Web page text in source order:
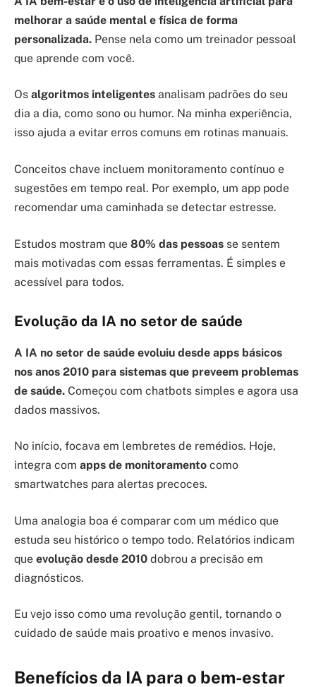
melhorar a saúde mental e física de forma
personalizada. Pense nela como um treinador pessoal
que aprende com você.
Os algoritmos inteligentes analisam padrões do seu
dia a dia, como sono ou humor. Na minha experiência,
isso ajuda a evitar erros comuns em rotinas manuais.
Conceitos chave incluem monitoramento contínuo e
sugestões em tempo real. Por exemplo, um app pode
recomendar uma caminhada se detectar estresse.
Estudos mostram que 80% das pessoas se sentem
mais motivadas com essas ferramentas. É simples e
acessível para todos.
Evolução da IA no setor de saúde
A IA no setor de saúde evoluiu desde apps básicos
nos anos 2010 para sistemas que preveem problemas
de saúde. Começou com chatbots simples e agora usa
dados massivos.
No início, focava em lembretes de remédios. Hoje,
integra com apps de monitoramento como
smartwatches para alertas precoces.
Uma analogia boa é comparar com um médico que
estuda seu histórico o tempo todo. Relatórios indicam
que evolução desde 2010 dobrou a precisão em
diagnósticos.
Eu vejo isso como uma revolução gentil, tornando o
cuidado de saúde mais proativo e menos invasivo.
Benefícios da IA para o bem-estar